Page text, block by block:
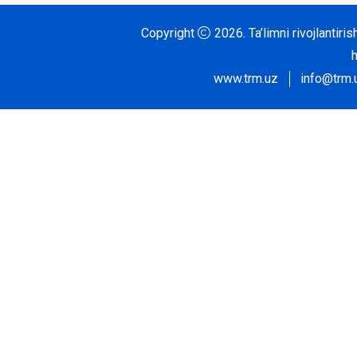
Copyright 2026. Ta’limni
www.trm.uz